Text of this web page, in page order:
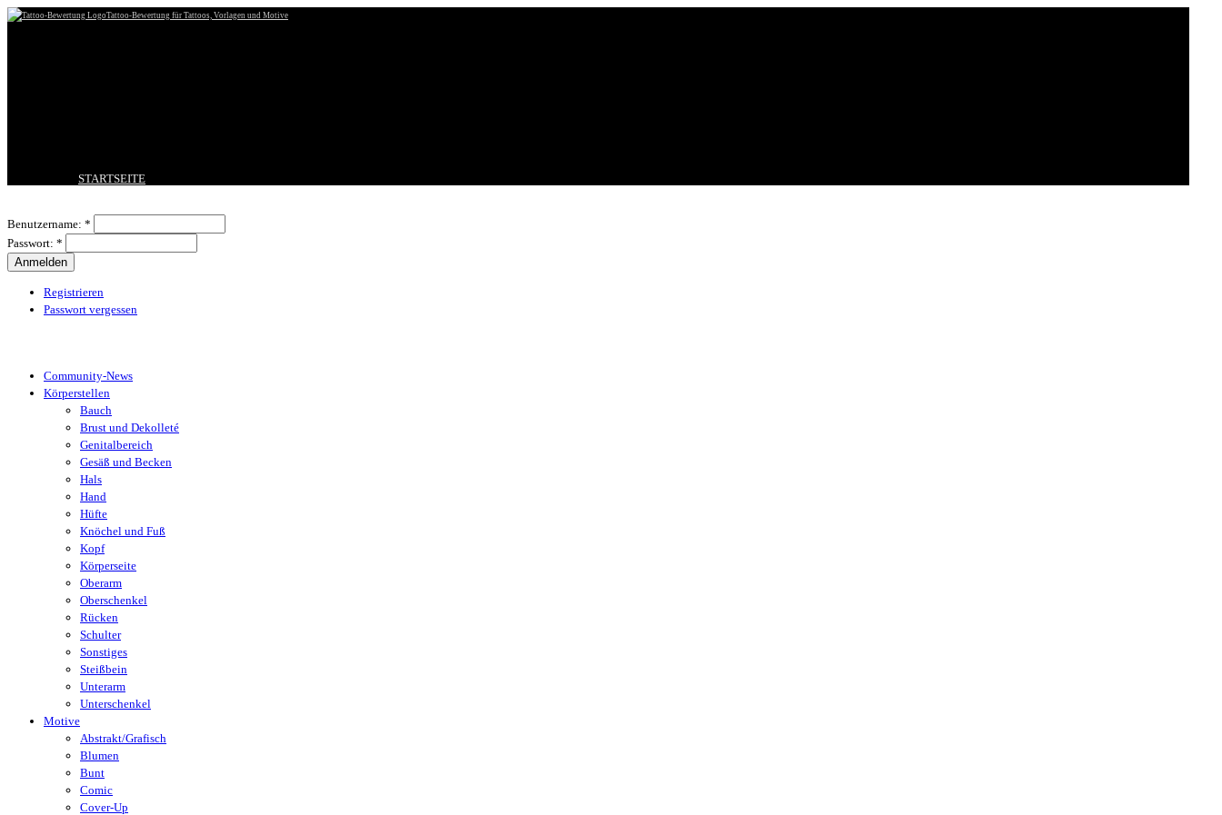
Tattoo-Bewertung für Tattoos, Vorlagen und Motive
STARTSEITE
BESTE TATTOOS
NEUESTE TATTOOS
Benutzername: *
Passwort: *
Registrieren
Passwort vergessen
Community-News
Körperstellen
Bauch
Brust und Dekolleté
Genitalbereich
Gesäß und Becken
Hals
Hand
Hüfte
Knöchel und Fuß
Kopf
Körperseite
Oberarm
Oberschenkel
Rücken
Schulter
Sonstiges
Steißbein
Unterarm
Unterschenkel
Motive
Abstrakt/Grafisch
Blumen
Bunt
Comic
Cover-Up